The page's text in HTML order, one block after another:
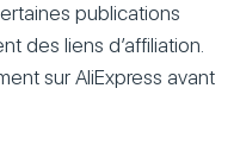
publications
des liens d’affiliation.
sur AliExpress avant